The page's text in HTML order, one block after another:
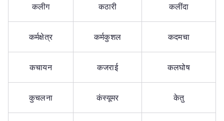
कलीग कठारी कलींदा
कर्मक्षेत्र कर्मकुशल कदमचा
कचायन कजराई कलघोष
कुचलना कंस्यूमर केतु